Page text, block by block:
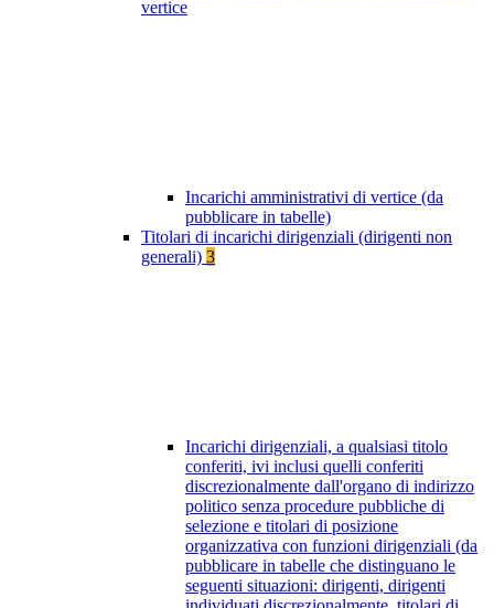
vertice
Incarichi amministrativi di vertice (da
pubblicare in tabelle)
Titolari di incarichi dirigenziali (dirigenti non
generali) 3
Incarichi dirigenziali, a qualsiasi titolo
conferiti, ivi inclusi quelli conferiti
discrezionalmente dall'organo di indirizzo
politico senza procedure pubbliche di
selezione e titolari di posizione
organizzativa con funzioni dirigenziali (da
pubblicare in tabelle che distinguano le
seguenti situazioni: dirigenti, dirigenti